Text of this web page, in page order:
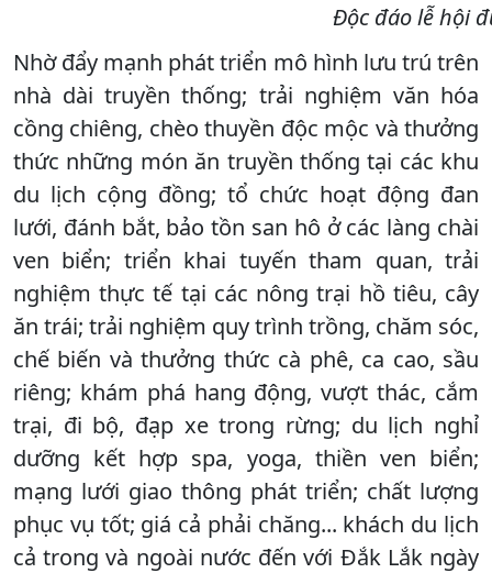
Độc đáo lễ hội
Nhờ đẩy mạnh phát triển mô hình lưu trú trên
nhà dài truyền thống; trải nghiệm văn hóa
cồng chiêng, chèo thuyền độc mộc và thưởng
thức những món ăn truyền thống tại các khu
du lịch cộng đồng; tổ chức hoạt động đan
lưới, đánh bắt, bảo tồn san hô ở các làng chài
ven biển; triển khai tuyến tham quan, trải
nghiệm thực tế tại các nông trại hồ tiêu, cây
ăn trái; trải nghiệm quy trình trồng, chăm sóc,
chế biến và thưởng thức cà phê, ca cao, sầu
riêng; khám phá hang động, vượt thác, cắm
trại, đi bộ, đạp xe trong rừng; du lịch nghỉ
dưỡng kết hợp spa, yoga, thiền ven biển;
mạng lưới giao thông phát triển; chất lượng
phục vụ tốt; giá cả phải chăng... khách du lịch
cả trong và ngoài nước đến với Đắk Lắk ngày